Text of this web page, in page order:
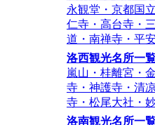
永観堂・京都国
仁寺・高台寺・
道・南禅寺・平
洛西観光名所一
嵐山・桂離宮・
寺・神護寺・清
寺・松尾大社・
洛南観光名所一